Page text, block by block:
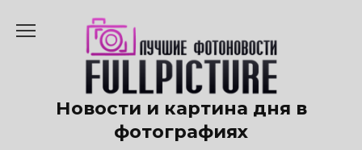
содержанию
Новости и картина дня в
фотографиях